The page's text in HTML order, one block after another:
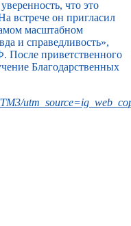
что это
встрече он пригласил
масштабном
и справедливость»,
После приветственного
Благодарственных